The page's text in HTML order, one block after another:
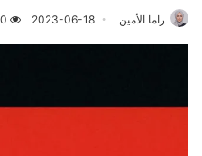
راما الأمين 2023-06-18